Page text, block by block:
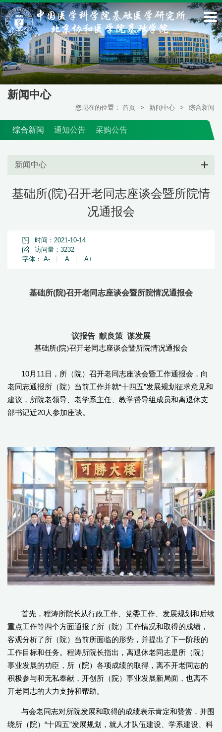
新闻中心
您现在的位置： 首页 > 新闻中心 > 综合新闻
综合新闻 通知公告 采购公告
新闻中心
基础所(院)召开老同志座谈会暨所院情
况通报会
时间：2021-10-14
访问量： 3232
字体： A- A A+
基础所(院)召开老同志座谈会暨所院情况通报会
议报告 献良策 谋发展
基础所(院)召开老同志座谈会暨所院情况通报会
10月11日，所（院）召开老同志座谈会暨工作通报会，向
老同志通报所（院）当前工作并就“十四五”发展规划征求意见和
建议，所院老领导、老学系主任、教学督导组成员和离退休支
部书记近20人参加座谈。
首先，程涛所院长从行政工作、党委工作、发展规划和后续
重点工作等四个方面通报了所（院）工作情况和取得的成绩，
客观分析了所（院）当前所面临的形势，并提出了下一阶段的
工作目标和任务。程涛所院长指出，离退休老同志是所（院）
事业发展的功臣，所（院）各项成绩的取得，离不开老同志的
积极参与和无私奉献，开创所（院）事业发展新局面，也离不
开老同志的大力支持和帮助。
与会老同志对所院发展和取得的成绩表示肯定和赞赏，并围
绕所（院）“十四五”发展规划，就人才队伍建设、学系建设、科